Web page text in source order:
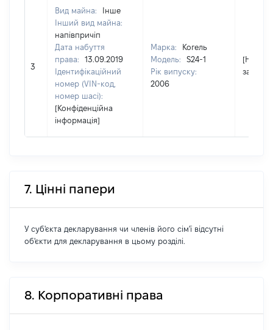
3
Вид майна:
Інше
Інший вид майна:
напівпричіп
Дата набуття
права:
13.09.2019
Ідентифікаційний
номер (VIN-код,
номер шасі):
[Конфіденційна
інформація]
Марка:
Когель
Модель:
S24-1
Рік випуску:
2006
[Не
7. Цінні папери
У суб'єкта декларування чи членів його сім'ї відсутні
об'єкти для декларування в цьому розділі.
8. Корпоративні права